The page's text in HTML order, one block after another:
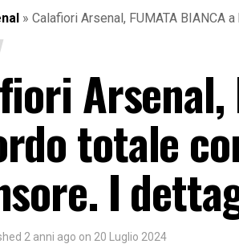
» Calafiori Arsenal, FUMATA BIANCA
Arsenal,
totale
I
2 anni ago on 20 Luglio 2024